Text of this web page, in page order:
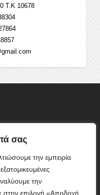
σας
την εμπειρία
την
στην επιλογή «Αποδοχή
Τ.Κ 10678